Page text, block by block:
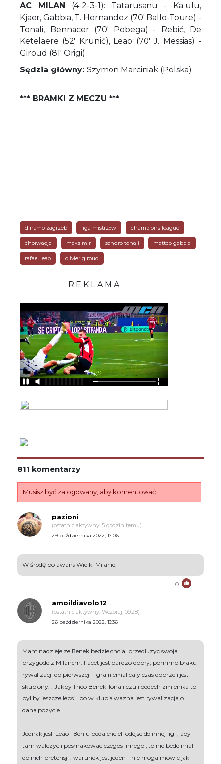
AC MILAN (4-2-3-1): Tatarusanu - Kalulu,
Kjaer, Gabbia, T. Hernandez (70' Ballo-Toure) -
Tonali, Bennacer (70' Pobega) - Rebić, De
Ketelaere (52' Krunić), Leao (70' J. Messias) -
Giroud (81' Origi)
Sędzia główny: Szymon Marciniak (Polska)
*** BRAMKI Z MECZU ***
dinamo zagrzeb liga mistrzów champions league
chorwacja maksimir sandro tonali matteo gabbia
rafael leao olivier giroud
R E K L A M A
811 komentarzy
Musisz być zalogowany, aby komentować
pazioni
(ostatnio aktywny: 5 godzin temu)
29 października 2022, 12:06
W środę po awans Wielki Milanie.
0
amoildiavolo12
(ostatnio aktywny: Wczoraj, 09:28)
26 października 2022, 13:36
Mam nadzieje ze Benek bedzie chcial przedluzyc swoja
przygode z Milanem. Facet jest bardzo dobry, pomimo braku
rywalizacji do pierwszej 11 gra niemal caly czas dobrze i jest
skupiony. . Jakby Theo Benek Tonali czuli oddech zmienika to
byliby jeszcze lepsi ! bo w klubie wazna jest rywalizacja o
dana pozycje.
Jednak jesli Leao i Beniu beda chcieli odejsc do innej ligi , aby
tam walczyc i posmakowac czegos innego , to nie bede mial
do nich pretensji . warunek jest jeden - nie moga mowic jak